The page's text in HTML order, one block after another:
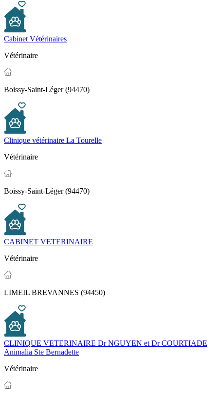
Cabinet Vétérinaires
Vétérinaire
Boissy-Saint-Léger (94470)
Clinique vétérinaire La Tourelle
Vétérinaire
Boissy-Saint-Léger (94470)
CABINET VETERINAIRE
Vétérinaire
LIMEIL BREVANNES (94450)
CLINIQUE VETERINAIRE Dr NGUYEN et Dr COURTIADE
Animalia Ste Bernadette
Vétérinaire